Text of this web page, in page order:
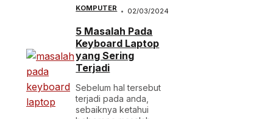
KOMPUTER 02/03/2024
5 Masalah Pada
Keyboard Laptop
yang Sering
Terjadi
Sebelum hal tersebut
terjadi pada anda,
sebaiknya ketahui